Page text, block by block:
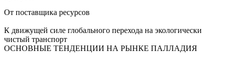
От поставщика ресурсов
К движущей силе глобального перехода на экологически
чистый транспорт
ОСНОВНЫЕ ТЕНДЕНЦИИ НА РЫНКЕ ПАЛЛАДИЯ